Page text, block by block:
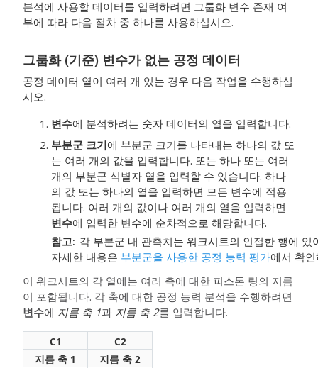
분석에 사용할 데이터를 입력하려면 그룹화 변수 존재 여
부에 따라 다음 절차 중 하나를 사용하십시오.
그룹화 (기준) 변수가 없는 공정 데이터
공정 데이터 열이 여러 개 있는 경우 다음 작업을 수행하십
시오.
변수에 분석하려는 숫자 데이터의 열을 입력합니다.
부분군 크기에 부분군 크기를 나타내는 하나의 값 또
는 여러 개의 값을 입력합니다. 또는 하나 또는 여러
개의 부분군 식별자 열을 입력할 수 있습니다. 하나
의 값 또는 하나의 열을 입력하면 모든 변수에 적용
됩니다. 여러 개의 값이나 여러 개의 열을 입력하면
변수에 입력한 변수에 순차적으로 해당합니다.
참고 각 부분군 내 관측치는 워크시트의 인접한 행에
자세한 내용은 부분군을 사용한 공정 능력 평가에서 확
이 워크시트의 각 열에는 여러 축에 대한 피스톤 링의 지름
이 포함됩니다. 각 축에 대한 공정 능력 분석을 수행하려면
변수에 지름 축 1과 지름 축 2를 입력합니다.
C1
C2
지름 축 1
지름 축 2